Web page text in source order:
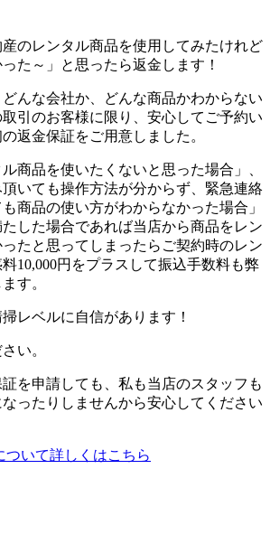
のレンタル商品を使用してみたけれど
た～」と思ったら返金します！
んな会社か、どんな商品かわからない
引のお客様に限り、安心してご予約い
返金保証をご用意しました。
商品を使いたくないと思った場合」、
頂いても操作方法が分からず、緊急連絡
商品の使い方がわからなかった場合」
した場合であれば当店から商品をレン
たと思ってしまったらご契約時のレン
10,000円をプラスして振込手数料も弊
す。
レベルに自信があります！
い。
を申請しても、私も当店のスタッフも
ったりしませんから安心してください
ついて詳しくはこちら